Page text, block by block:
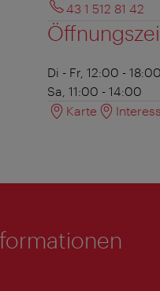
43 1 512 81 42
Di - Fr, 12:00 - 18:00
Sa, 11:00 - 14:00
Karte